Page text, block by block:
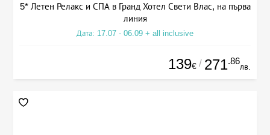
5* Летен Релакс и СПА в Гранд Хотел Свети Влас, на първа
линия
Дата: 17.07 - 06.09 + all inclusive
139€ / 271.86
лв.